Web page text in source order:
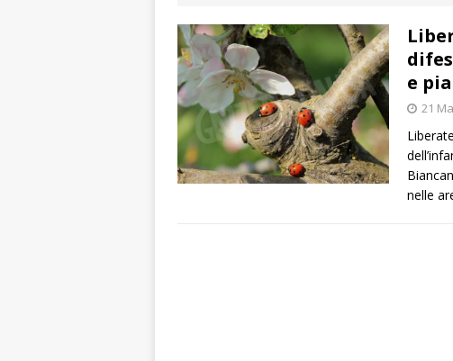
[ 7 Agosto 2026 ]
Siccità
CRONACA
[ 7 Agosto 2026 ]
caldo è sempre presente
[ 7 Agosto 2026 ]
A
e
21
nelle